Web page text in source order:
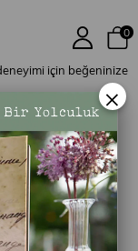
0
farklı mutfak
bu yöresel ürünleri
için beğeninize
×